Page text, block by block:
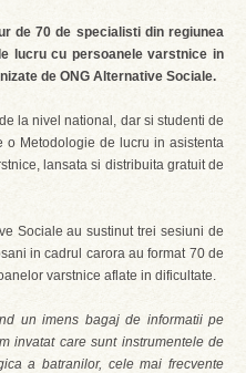
de 70 de specialisti din regiunea
lucru cu persoanele varstnice in
de ONG Alternative Sociale.
la nivel national, dar si studenti de
o Metodologie de lucru in asistenta
lansata si distribuita gratuit de
Sociale au sustinut trei sesiuni de
in cadrul carora au format 70 de
varstnice aflate in dificultate.
un imens bagaj de informatii pe
invatat care sunt instrumentele de
a batranilor, cele mai frecvente